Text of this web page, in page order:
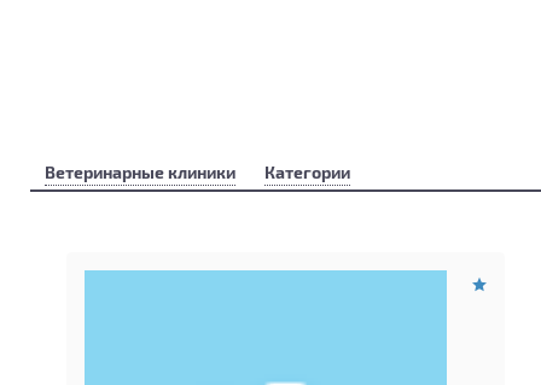
Ветеринарные клиники Категории